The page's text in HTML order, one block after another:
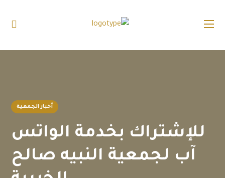
أخبار الجمعية
للإشتراك بخدمة الواتس
آب لجمعية النبيه صالح